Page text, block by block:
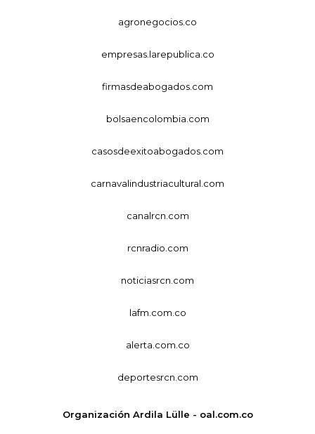
agronegocios.co
empresas.larepublica.co
firmasdeabogados.com
bolsaencolombia.com
casosdeexitoabogados.com
carnavalindustriacultural.com
canalrcn.com
rcnradio.com
noticiasrcn.com
lafm.com.co
alerta.com.co
deportesrcn.com
Organización Ardila Lülle - oal.com.co